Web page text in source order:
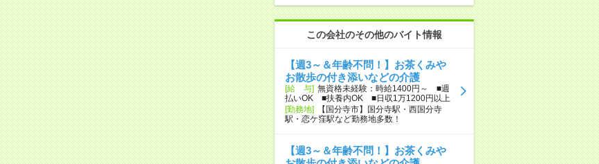
この会社のその他のバイト情報
【週3～＆年齢不問！】お茶くみや
お散歩の付き添いなどの介護
[給 与] 無資格未経験：時給1400円～ ■週
払いOK ■扶養内OK ■日収1万1200円以上
[勤務地]
【国分寺市】国分寺駅・西国分寺
駅・恋ケ窪駅など勤務地多数！
【週3～＆年齢不問！】お茶くみや